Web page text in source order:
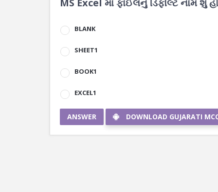
MS Excel માં ફાઈલનું ડિફોલ્ટ નામ શું
BLANK
SHEET1
BOOK1
EXCEL1
ANSWER DOWNLOAD GUJARATI